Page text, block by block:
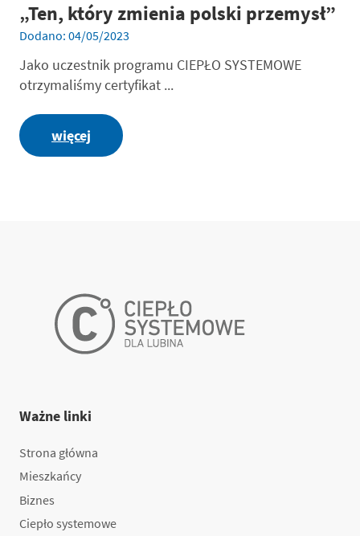
„Ten, który zmienia polski przemysł”
Dodano: 04/05/2023
Jako uczestnik programu CIEPŁO SYSTEMOWE
otrzymaliśmy certyfikat ...
więcej
Ważne linki
Strona główna
Mieszkańcy
Biznes
Ciepło systemowe